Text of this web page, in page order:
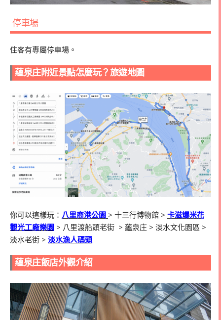
停車場
住客有專屬停車場。
蘊泉庄附近景點怎麼玩？旅遊地圖
你可以這樣玩： 八里商港公園 > 十三行博物館 > 卡滋爆米花
觀光工廠樂園 > 八里渡船頭老街 > 蘊泉庄 > 淡水文化園區 >
淡水老街 > 淡水漁人碼頭
蘊泉庄飯店外觀介紹